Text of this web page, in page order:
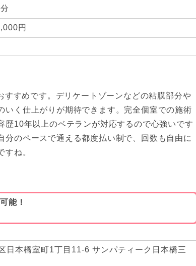
円
すめです。デリケートゾーンなどの粘膜部分や
いく仕上がりが期待できます。完全個室での施術
歴10年以上のベテランが対応するので心強いです
分のペースで通える都度払い制で、回数も自由に
すね。
能！
日本橋室町1丁目11-6 サンパティーク日本橋三